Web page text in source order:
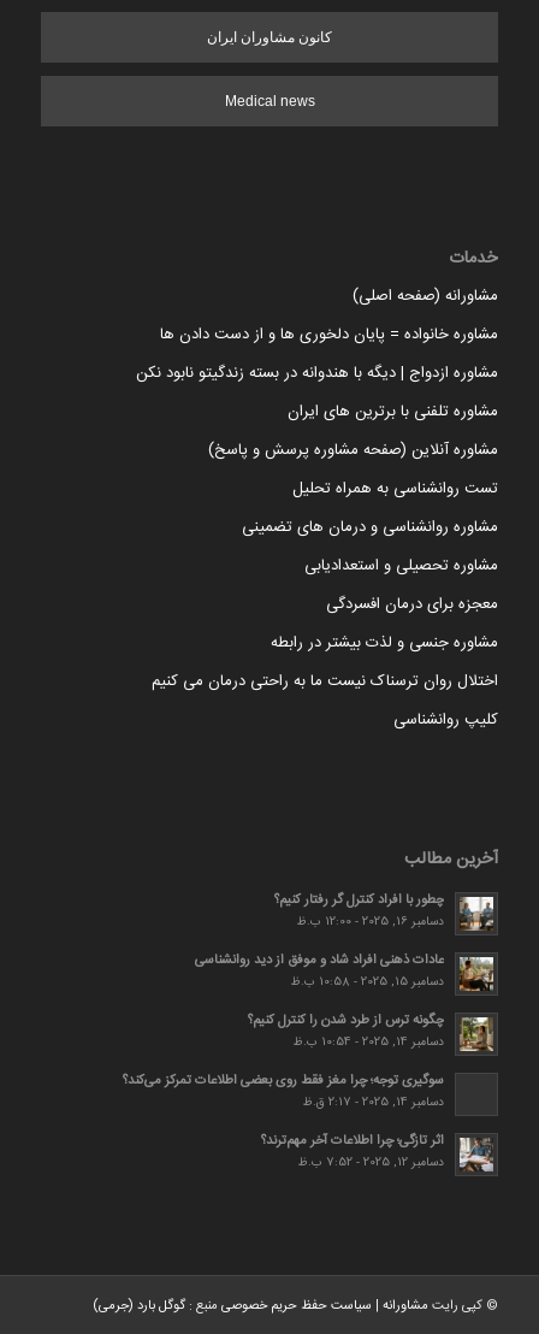
کانون مشاوران ایران
Medical news
خدمات
مشاورانه (صفحه اصلی)
مشاوره خانواده = پایان دلخوری ها و از دست دادن ها
مشاوره ازدواج | دیگه با هندوانه در بسته زندگیتو نابود نکن
مشاوره تلفنی با برترین های ایران
مشاوره آنلاین (صفحه مشاوره پرسش و پاسخ)
تست روانشناسی به همراه تحلیل
مشاوره روانشناسی و درمان های تضمینی
مشاوره تحصیلی و استعدادیابی
معجزه برای درمان افسردگی
مشاوره جنسی و لذت بیشتر در رابطه
اختلال روان ترسناک نیست ما به راحتی درمان می کنیم
کلیپ روانشناسی
آخرین مطالب
چطور با افراد کنترل گر رفتار کنیم؟
دسامبر 16, 2025 - 12:00 ب.ظ
عادات ذهنی افراد شاد و موفق از دید روانشناسی
دسامبر 15, 2025 - 10:58 ب.ظ
چگونه ترس از طرد شدن را کنترل کنیم؟
دسامبر 14, 2025 - 10:54 ب.ظ
سوگیری توجه؛ چرا مغز فقط روی بعضی اطلاعات تمرکز می‌کند؟
دسامبر 14, 2025 - 2:17 ق.ظ
اثر تازگی؛ چرا اطلاعات آخر مهم‌ترند؟
دسامبر 12, 2025 - 7:52 ب.ظ
© کپی رایت مشاورانه| سیاست حفظ حریم خصوصیمنبع :گوگل بارد (جرمی)